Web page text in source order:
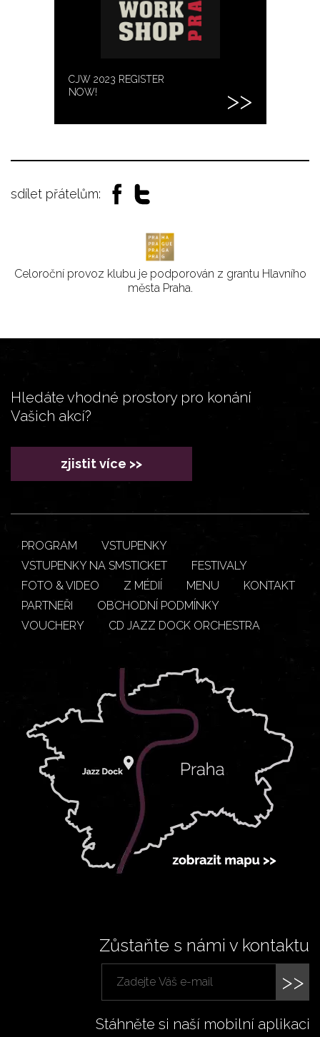
CJW 2023 REGISTER
NOW!
sdílet přátelům:
Celoroční provoz klubu je podporován z grantu Hlavního
města Praha.
Hledáte vhodné prostory pro konání
Vašich akcí?
zjistit více >>
PROGRAM
VSTUPENKY
VSTUPENKY NA SMSTICKET
FESTIVALY
FOTO & VIDEO
Z MÉDIÍ MENU
KONTAKT
PARTNEŘI
OBCHODNÍ PODMÍNKY
VOUCHERY
CD JAZZ DOCK ORCHESTRA
Zůstaňte s námi v kontaktu
>>
Stáhněte si naší mobilní aplikaci